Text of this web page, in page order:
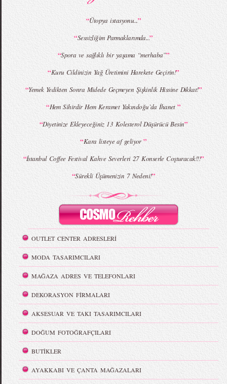
MBFWI - Giray Sepin 2015 Yaz Koleksiyonu MBFWI - Burçe Bekrek 2015 Yaz Koleksiyonu
“Ütopya istasyonu...”
“Sessizliğim Parmaklarımda...”
“Spora ve sağlıklı bir yaşama “merhaba””
“Kuru Cildinizin Yağ Üretimini Harekete Geçirin!”
“Yemek Yedikten Sonra Midede Geçmeyen Şişkinlik Hissine Dikkat!”
“Hem Sihirdir Hem Keramet Yakındoğu`da İhanet”
“Diyetinize Ekleyeceğiniz 13 Kolesterol Düşürücü Besin”
“Kara listeye af geliyor”
“İstanbul Coffee Festival Kahve Severleri 27 Konserle Coşturacak!!!”
“Sürekli Üşümenizin 7 Nedeni!”
OUTLET CENTER ADRESLERİ
MODA TASARIMCILARI
MAĞAZA ADRES VE TELEFONLARI
DEKORASYON FİRMALARI
AKSESUAR VE TAKI TASARIMCILARI
DOĞUM FOTOĞRAFÇILARI
BUTİKLER
AYAKKABI VE ÇANTA MAĞAZALARI